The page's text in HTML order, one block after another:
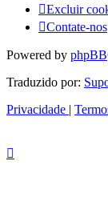
Excluir
Contate-nos
Powered by phpBB
Traduzido por:
Privacidade |